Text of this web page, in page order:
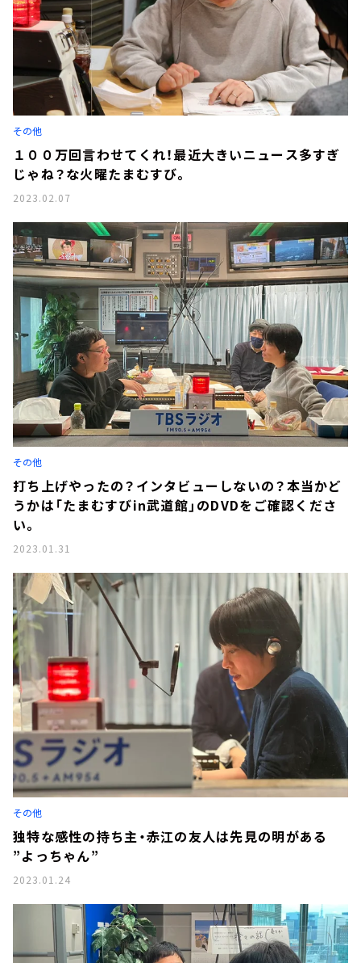
その他
１００万回言わせてくれ！最近大きいニュース多すぎ
じゃね？な火曜たまむすび。
2023.02.07
その他
打ち上げやったの？インタビューしないの？本当かど
うかは「たまむすびin武道館」のDVDをご確認くださ
い。
2023.01.31
その他
独特な感性の持ち主・赤江の友人は先見の明がある
”よっちゃん”
2023.01.24